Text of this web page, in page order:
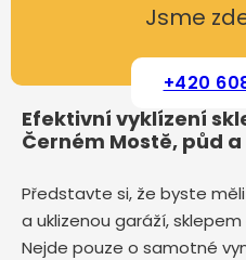
Jsme
+420
Efektivní vyklízení
Černém Mostě, půd
Představte si, že byste
a uklizenou garáží,
Nejde pouze o samotné